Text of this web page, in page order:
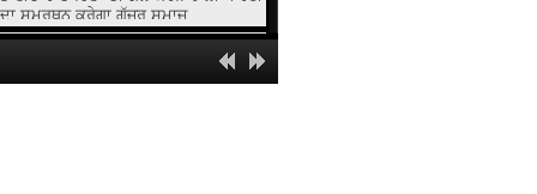
ਦਾ ਸਮਰਥਨ ਕਰੇਗਾ ਗੁੱਜਰ ਸਮਾਜ